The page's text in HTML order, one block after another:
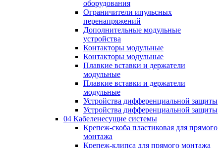
оборудования
Ограничители ипульсных
перенапряжений
Дополнительные модульные
устройства
Контакторы модульные
Контакторы модульные
Плавкие вставки и держатели
модульные
Плавкие вставки и держатели
модульные
Устройства дифференциальной защиты
Устройства дифференциальной защиты
04 Кабеленесущие системы
Крепеж-скоба пластиковая для прямого
монтажа
Крепеж-клипса для прямого монтажа